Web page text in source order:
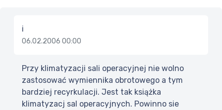
i
06.02.2006 00:00
Przy klimatyzacji sali operacyjnej nie wolno
zastosować wymiennika obrotowego a tym
bardziej recyrkulacji. Jest tak książka
klimatyzacj sal operacyjnych. Powinno sie